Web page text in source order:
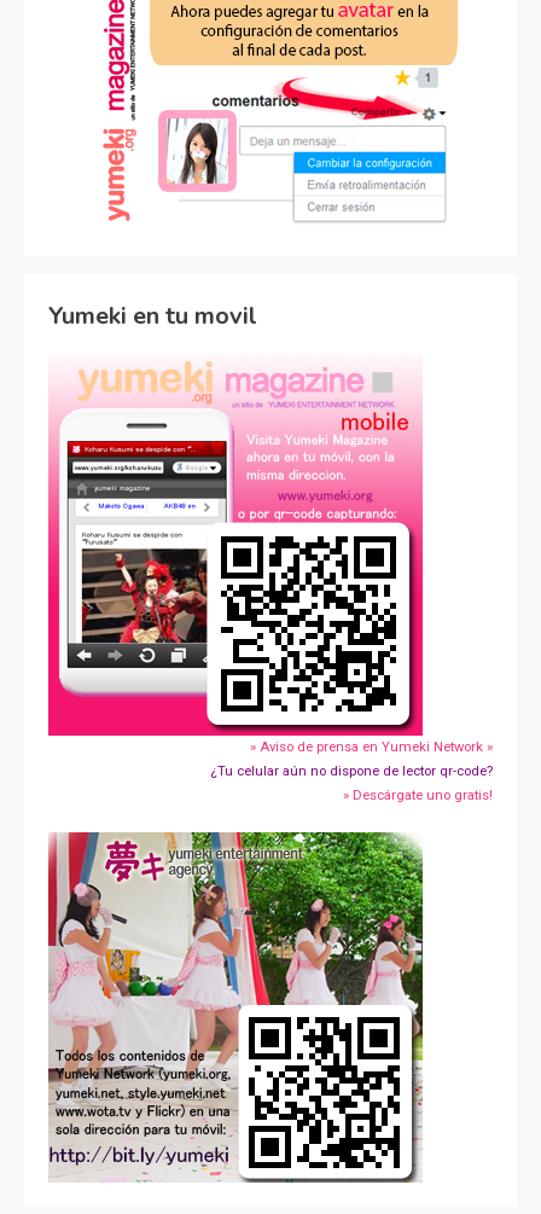
Yumeki en tu movil
» Aviso de prensa en Yumeki Network »
¿Tu celular aún no dispone de lector qr-code?
» Descárgate uno gratis!